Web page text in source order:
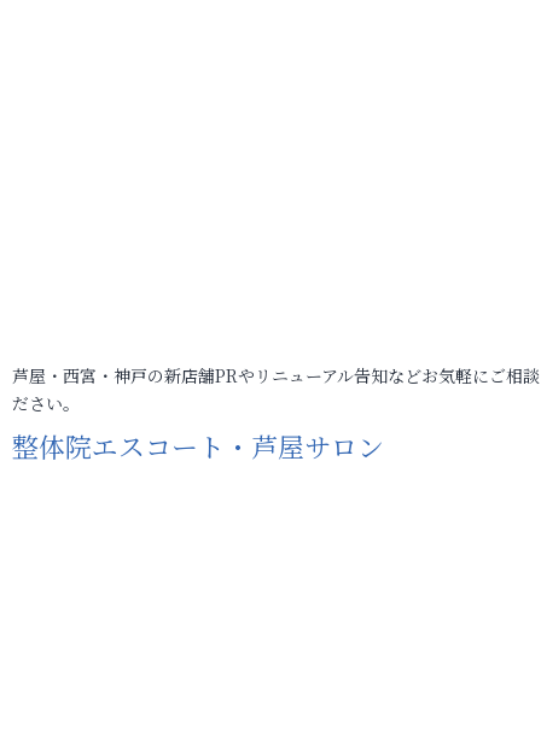
芦屋・西宮・神戸の新店舗PRやリニューアル告知などお気軽にご相
ださい。
整体院エスコート・芦屋サロン